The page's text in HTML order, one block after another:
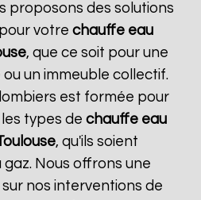
proposons des solutions
votrechauffe eau
, que ce soit pour une
ou un immeuble collectif.
est formée pour
les types dechauffe eau
, qu'ils soient
Nous offrons une
nos interventions de